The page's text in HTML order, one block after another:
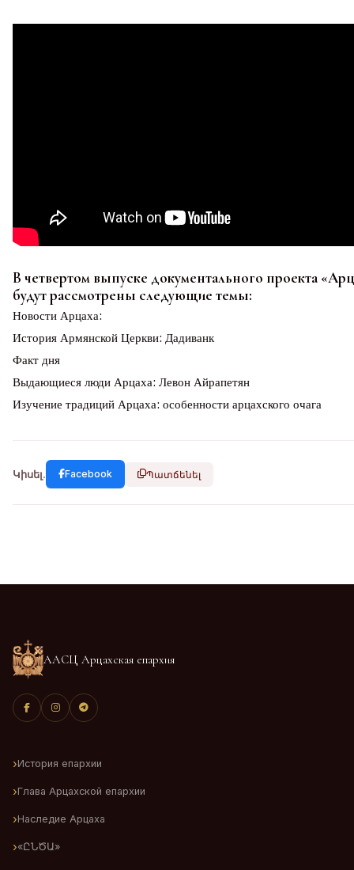
В четвертом выпуске документального проекта
будут рассмотрены следующие темы:
Новости Арцаха:
История Армянской Церкви: Дадиванк
Факт дня
Выдающиеся люди Арцаха: Левон Айрапетян
Изучение традиций Арцаха: особенности арцахского очага
Կիսել. Facebook Պատճենել
ААСЦ Арцахская епархия
История епархии
Глава Арцахской епархии
Наследие Арцаха
«ԸՆԾԱ»